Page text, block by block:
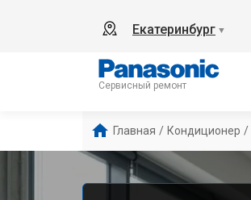
Екатеринбург ▼
Сервисный ремонт
Главная / Кондиционер /